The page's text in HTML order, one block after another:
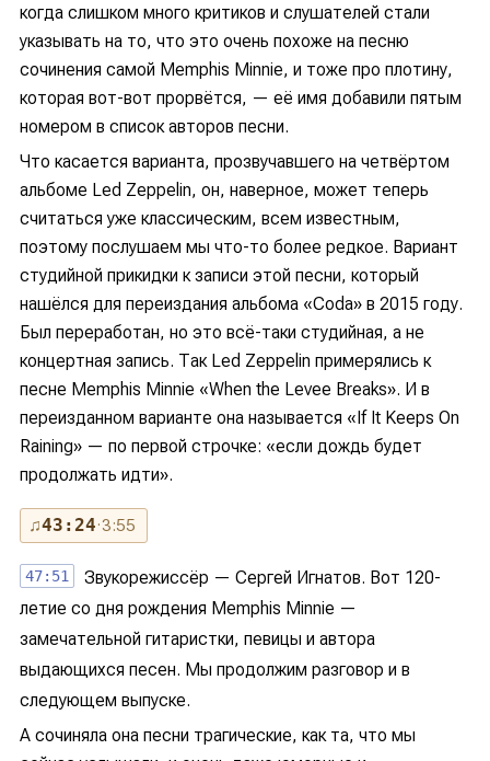
когда слишком много критиков и слушателей стали
указывать на то, что это очень похоже на песню
сочинения самой Memphis Minnie, и тоже про плотину,
которая вот-вот прорвётся, — её имя добавили пятым
номером в список авторов песни.
Что касается варианта, прозвучавшего на четвёртом
альбоме Led Zeppelin, он, наверное, может теперь
считаться уже классическим, всем известным,
поэтому послушаем мы что-то более редкое. Вариант
студийной прикидки к записи этой песни, который
нашёлся для переиздания альбома «Coda» в 2015 году.
Был переработан, но это всё-таки студийная, а не
концертная запись. Так Led Zeppelin примерялись к
песне Memphis Minnie «When the Levee Breaks». И в
переизданном варианте она называется «If It Keeps On
Raining» — по первой строчке: «если дождь будет
продолжать идти».
♫43:24· 3:55
47:51
Звукорежиссёр — Сергей Игнатов. Вот 120-
летие со дня рождения Memphis Minnie —
замечательной гитаристки, певицы и автора
выдающихся песен. Мы продолжим разговор и в
следующем выпуске.
А сочиняла она песни трагические, как та, что мы